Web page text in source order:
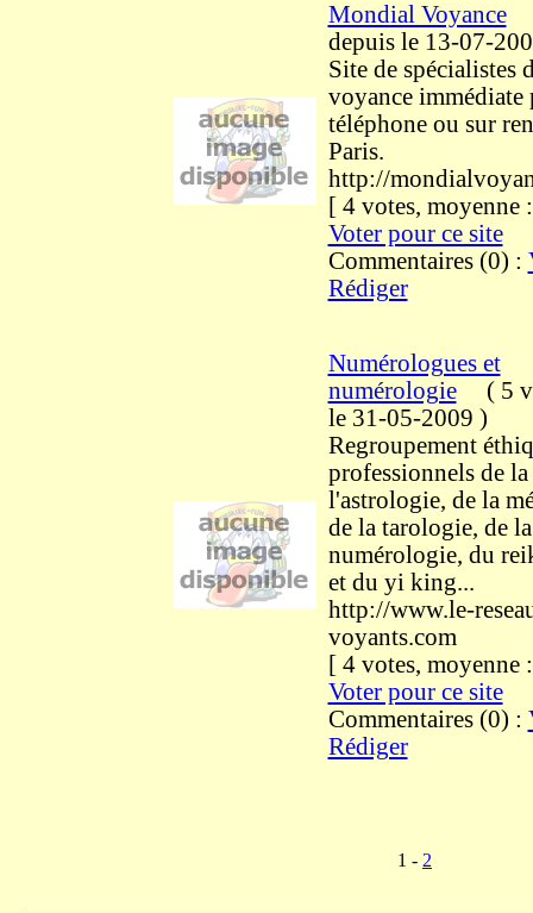
Mondial Voyance
depuis le 13-07-
Site de spécialistes
voyance immédiate
téléphone ou sur
Paris.
http://
[ 4 votes,
Voter pour ce site
Commentaires (0) :
Rédiger
Numérologues et
numérologie(5
le 31-05-2009 )
Regroupement
professionnels de
l'astrologie, de la
de la tarologie, de la
numérologie, du
et du yi king...
http://www.le-
voyants.com
[ 4 votes,
Voter pour ce site
Commentaires (0) :
Rédiger
1 - 2